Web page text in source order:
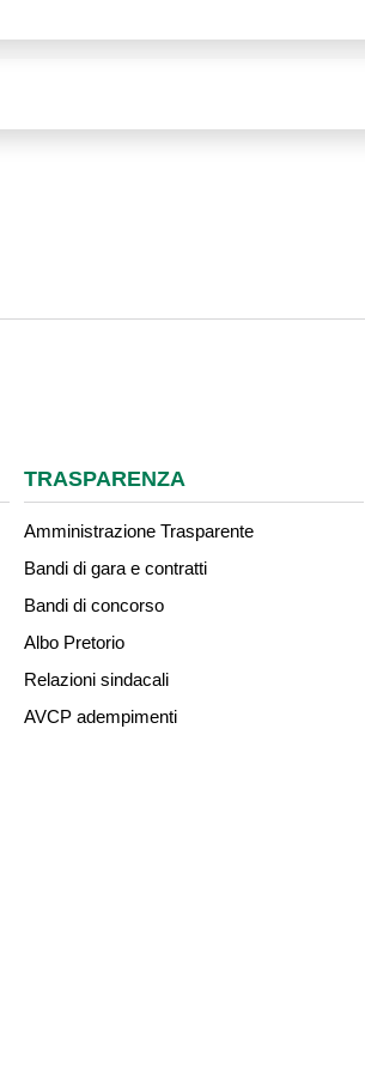
TRASPARENZA
Amministrazione Trasparente
Bandi di gara e contratti
Bandi di concorso
Albo Pretorio
Relazioni sindacali
AVCP adempimenti